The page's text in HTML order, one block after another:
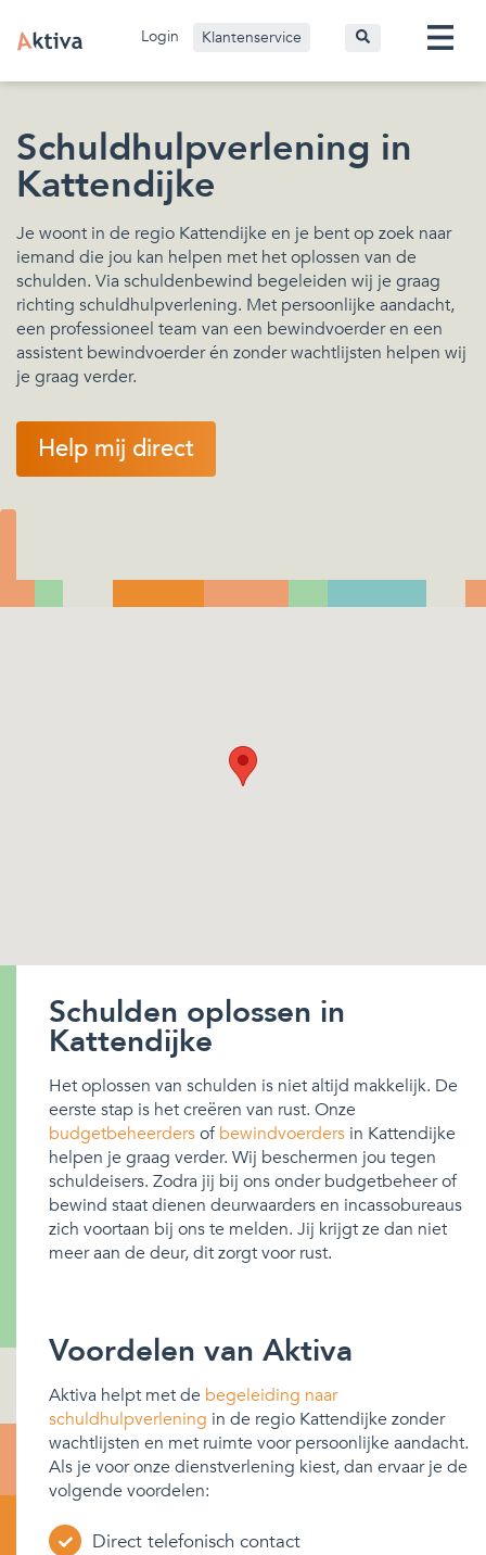
Login Klantenservice
Schuldhulpverlening in
Kattendijke
Je woont in de regio Kattendijke en je bent op zoek naar
iemand die jou kan helpen met het oplossen van de
schulden. Via schuldenbewind begeleiden wij je graag
richting schuldhulpverlening. Met persoonlijke aandacht,
een professioneel team van een bewindvoerder en een
assistent bewindvoerder én zonder wachtlijsten helpen wij
je graag verder.
Help mij direct
Schulden oplossen in
Kattendijke
Het oplossen van schulden is niet altijd makkelijk. De
eerste stap is het creëren van rust. Onze
budgetbeheerdersofbewindvoerders in Kattendijke
helpen je graag verder. Wij beschermen jou tegen
schuldeisers. Zodra jij bij ons onder budgetbeheer of
bewind staat dienen deurwaarders en incassobureaus
zich voortaan bij ons te melden. Jij krijgt ze dan niet
meer aan de deur, dit zorgt voor rust.
Voordelen van Aktiva
Aktiva helpt met de begeleiding naar
schuldhulpverlening in de regio Kattendijke zonder
wachtlijsten en met ruimte voor persoonlijke aandacht.
Als je voor onze dienstverlening kiest, dan ervaar je de
volgende voordelen:
Direct telefonisch contact